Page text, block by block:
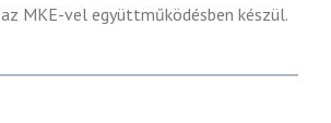
az MKE-vel együttműködésben készül.